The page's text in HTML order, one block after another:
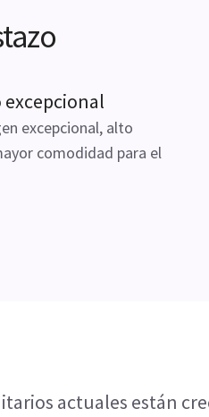
excepcional, alto
comodidad para el
actuales están